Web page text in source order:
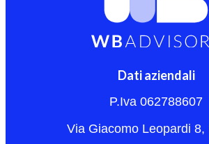
Dati aziendali
P.Iva 062788607
Via Giacomo Leopardi 8,